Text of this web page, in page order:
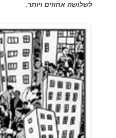
לשלושה אחוזים ויותר.